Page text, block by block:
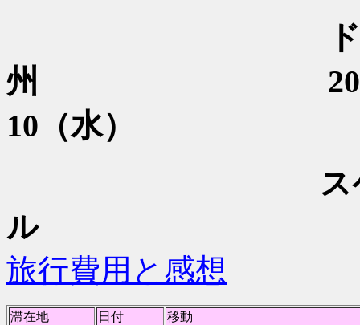
州
2016・7・
10（水）
ス
ル
旅行費用と感想
滞在地 日付
移動